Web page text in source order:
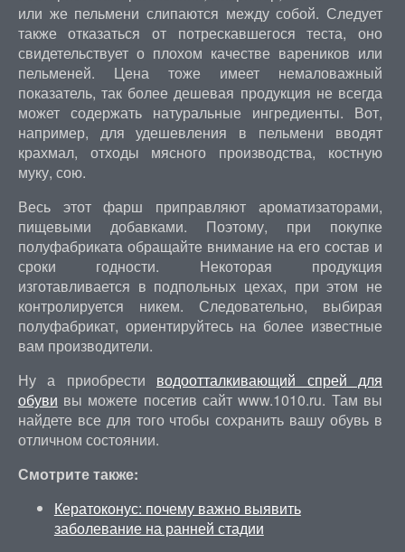
или же пельмени слипаются между собой. Следует
также отказаться от потрескавшегося теста, оно
свидетельствует о плохом качестве вареников или
пельменей. Цена тоже имеет немаловажный
показатель, так более дешевая продукция не всегда
может содержать натуральные ингредиенты. Вот,
например, для удешевления в пельмени вводят
крахмал, отходы мясного производства, костную
муку, сою.
Весь этот фарш приправляют ароматизаторами,
пищевыми добавками. Поэтому, при покупке
полуфабриката обращайте внимание на его состав и
сроки годности. Некоторая продукция
изготавливается в подпольных цехах, при этом не
контролируется никем. Следовательно, выбирая
полуфабрикат, ориентируйтесь на более известные
вам производители.
Ну а приобрести водоотталкивающий спрей для
обуви вы можете посетив сайт www.1010.ru. Там вы
найдете все для того чтобы сохранить вашу обувь в
отличном состоянии.
Смотрите также:
Кератоконус: почему важно выявить
заболевание на ранней стадии